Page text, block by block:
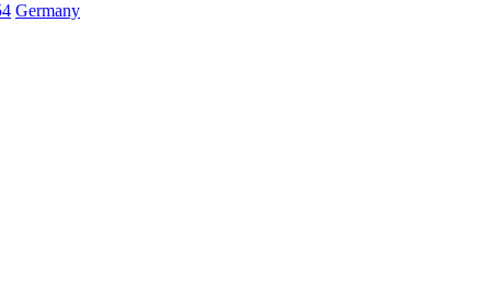
Germany